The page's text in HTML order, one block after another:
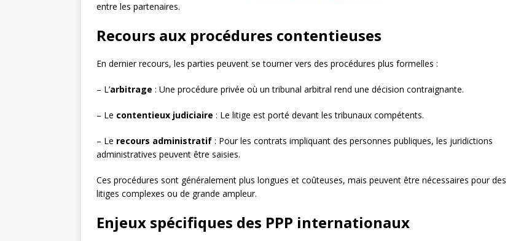
entre les partenaires.
Recours aux procédures contentieuses
En dernier recours, les parties peuvent se tourner vers des procédures plus formelles :
– L’arbitrage : Une procédure privée où un tribunal arbitral rend une décision contraignante.
– Le contentieux judiciaire : Le litige est porté devant les tribunaux compétents.
– Le recours administratif : Pour les contrats impliquant des personnes publiques, les juridictions
administratives peuvent être saisies.
Ces procédures sont généralement plus longues et coûteuses, mais peuvent être nécessaires pour des
litiges complexes ou de grande ampleur.
Enjeux spécifiques des PPP internationaux